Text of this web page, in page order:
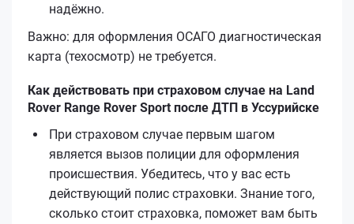
надёжно.
Важно: для оформления ОСАГО диагностическая
карта (техосмотр) не требуется.
Как действовать при страховом случае на Land
Rover Range Rover Sport после ДТП в Уссурийске
При страховом случае первым шагом
является вызов полиции для оформления
происшествия. Убедитесь, что у вас есть
действующий полис страховки. Знание того,
сколько стоит страховка, поможет вам быть